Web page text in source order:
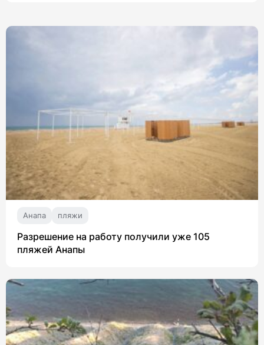
Анапа пляжи
Разрешение на работу получили уже 105
пляжей Анапы